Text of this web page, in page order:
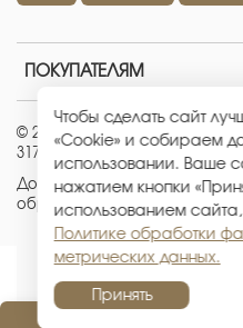
ПОКУПАТЕЛЯМ
© 2026 ИП Кравченко Евгения
317665800226442
ИНН:
Договор-оферта |Политика
обработки файлов «Cookie» и
Чтобы сделать сайт
«Cookie» и собираем
использовании. Ваше
нажатием кнопки
использованием
Политике обработки
метрических данных.
Принять